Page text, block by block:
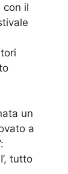
con il
un
a
tutto